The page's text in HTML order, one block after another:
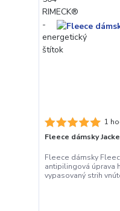
1
Fleece dámsky
Fleece dámsky
antipilingová úprava
vypasovaný strih